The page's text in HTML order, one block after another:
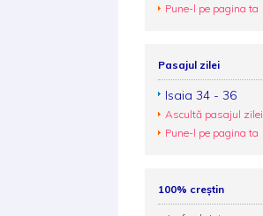
Pune-l pe pagina ta
Pasajul zilei
Isaia 34 - 36
Ascultă pasajul zilei
Pune-l pe pagina ta
100% creștin